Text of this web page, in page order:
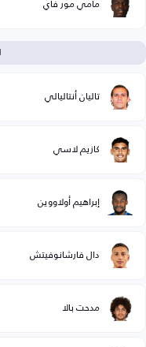
تاليان أنتاليالي
كازيم لاسي
إبراهيم أولاووين
دال فارشانوفيتش
مدحت بالا